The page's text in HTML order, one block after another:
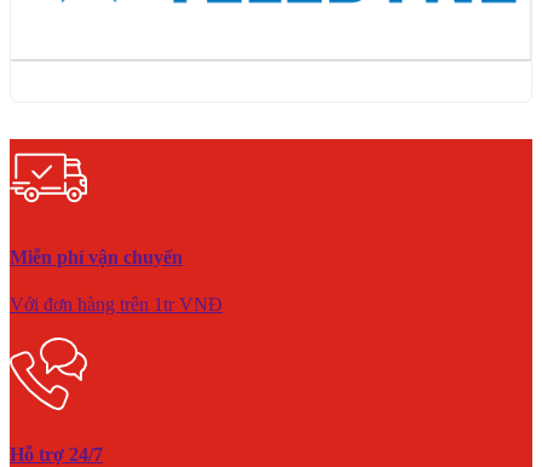
Miễn phí vận chuyển
Với đơn hàng trên 1tr VNĐ
Hỗ trợ 24/7